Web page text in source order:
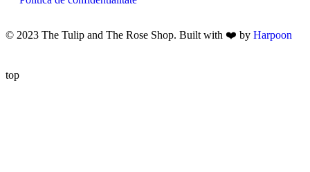
© 2023 The Tulip and The Rose Shop. Built with ❤️ by Harpoon
top